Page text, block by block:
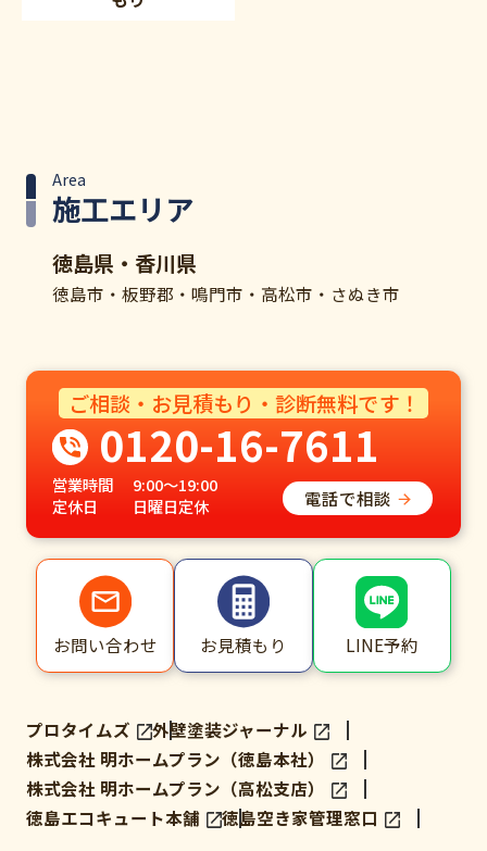
施工エリア
Area
徳島県・香川県
徳島市・板野郡・鳴門市・高松市・さぬき市
ご相談・お見積もり・診断無料です！
0120-16-7611
営業時間
9:00～19:00
定休日
日曜日定休 電話で相談
お問い合わせ お見積もり LINE予約
プロタイムズ
外壁塗装ジャーナル
株式会社 明ホームプラン（徳島本社）
株式会社 明ホームプラン（高松支店）
徳島エコキュート本舗
徳島空き家管理窓口